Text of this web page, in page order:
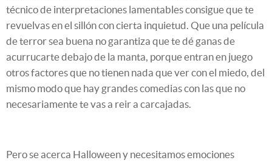
técnico de interpretaciones lamentables consigue que te
revuelvas en el sillón con cierta inquietud. Que una película
de terror sea buena no garantiza que te dé ganas de
acurrucarte debajo de la manta, porque entran en juego
otros factores que no tienen nada que ver con el miedo, del
mismo modo que hay grandes comedias con las que no
necesariamente te vas a reir a carcajadas.
Pero se acerca Halloween y necesitamos emociones